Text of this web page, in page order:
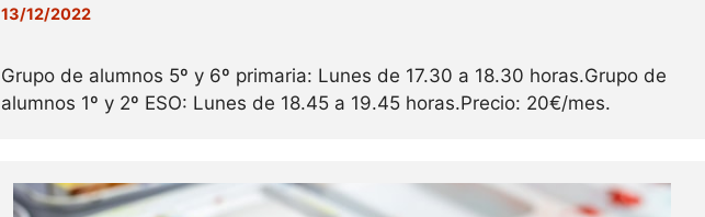
13/12/2022
Grupo de alumnos 5º y 6º primaria: Lunes de 17.30 a 18.30 horas.Grupo de
alumnos 1º y 2º ESO: Lunes de 18.45 a 19.45 horas.Precio: 20€/mes.